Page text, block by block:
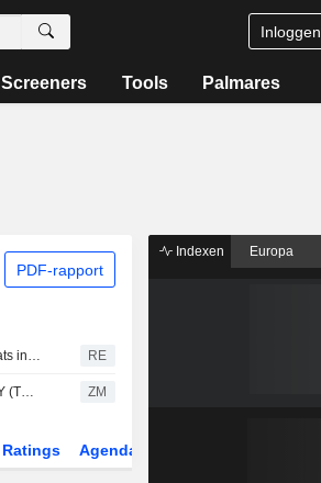
Inloggen
Screeners Tools Palmares
PDF-rapport
Beursdag: Pas op de plaats in afwachting van banencijfers RE
WALT DISNEY COMPANY (THE) : Morgan Stanley herhaalt koopadvies voor het aandeel ZM
Ratings Agenda
Indexen Europa